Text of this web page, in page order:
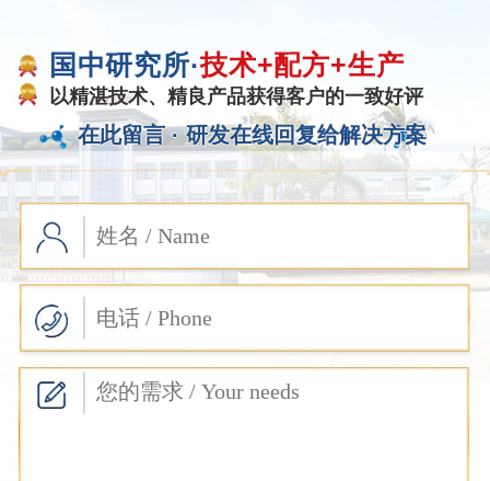
国中研究所·技术+配方+生产
以精湛技术、精良产品获得客户的一致好评
在此留言 · 研发在线回复给解决方案